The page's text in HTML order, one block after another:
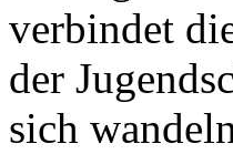
verbindet
der
sich